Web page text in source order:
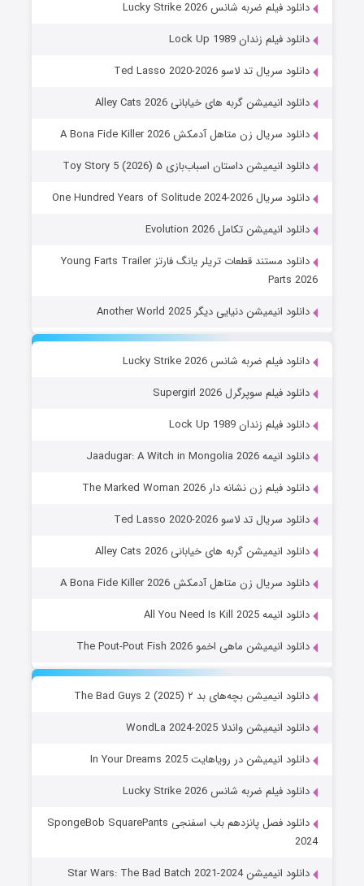
دانلود فیلم ضربه شانس Lucky Strike 2026
دانلود فیلم زندان Lock Up 1989
دانلود سریال تد لاسو Ted Lasso 2020-2026
دانلود انیمیشن گربه های خیابانی Alley Cats 2026
دانلود سریال زن متاهل آدمکش A Bona Fide Killer 2026
دانلود انیمیشن داستان اسباب‌بازی ۵ Toy Story 5 (2026)
دانلود سریال One Hundred Years of Solitude 2024-2026
دانلود انیمیشن تکامل Evolution 2026
دانلود مستند قطعات تریلر یانگ فارتز Young Farts Trailer
Parts 2026
دانلود انیمیشن دنیایی دیگر Another World 2025
دانلود فیلم ضربه شانس Lucky Strike 2026
دانلود فیلم سوپرگرل Supergirl 2026
دانلود فیلم زندان Lock Up 1989
دانلود انیمه Jaadugar: A Witch in Mongolia 2026
دانلود فیلم زن نشانه دار The Marked Woman 2026
دانلود سریال تد لاسو Ted Lasso 2020-2026
دانلود انیمیشن گربه های خیابانی Alley Cats 2026
دانلود سریال زن متاهل آدمکش A Bona Fide Killer 2026
دانلود انیمه All You Need Is Kill 2025
دانلود انیمیشن ماهی اخمو The Pout-Pout Fish 2026
دانلود انیمیشن بچه‌های بد ۲ The Bad Guys 2 (2025)
دانلود انیمیشن واندلا WondLa 2024-2025
دانلود انیمیشن در رویاهایت In Your Dreams 2025
دانلود فیلم ضربه شانس Lucky Strike 2026
دانلود فصل پانزدهم باب اسفنجی SpongeBob SquarePants
2024
دانلود انیمیشن Star Wars: The Bad Batch 2021-2024